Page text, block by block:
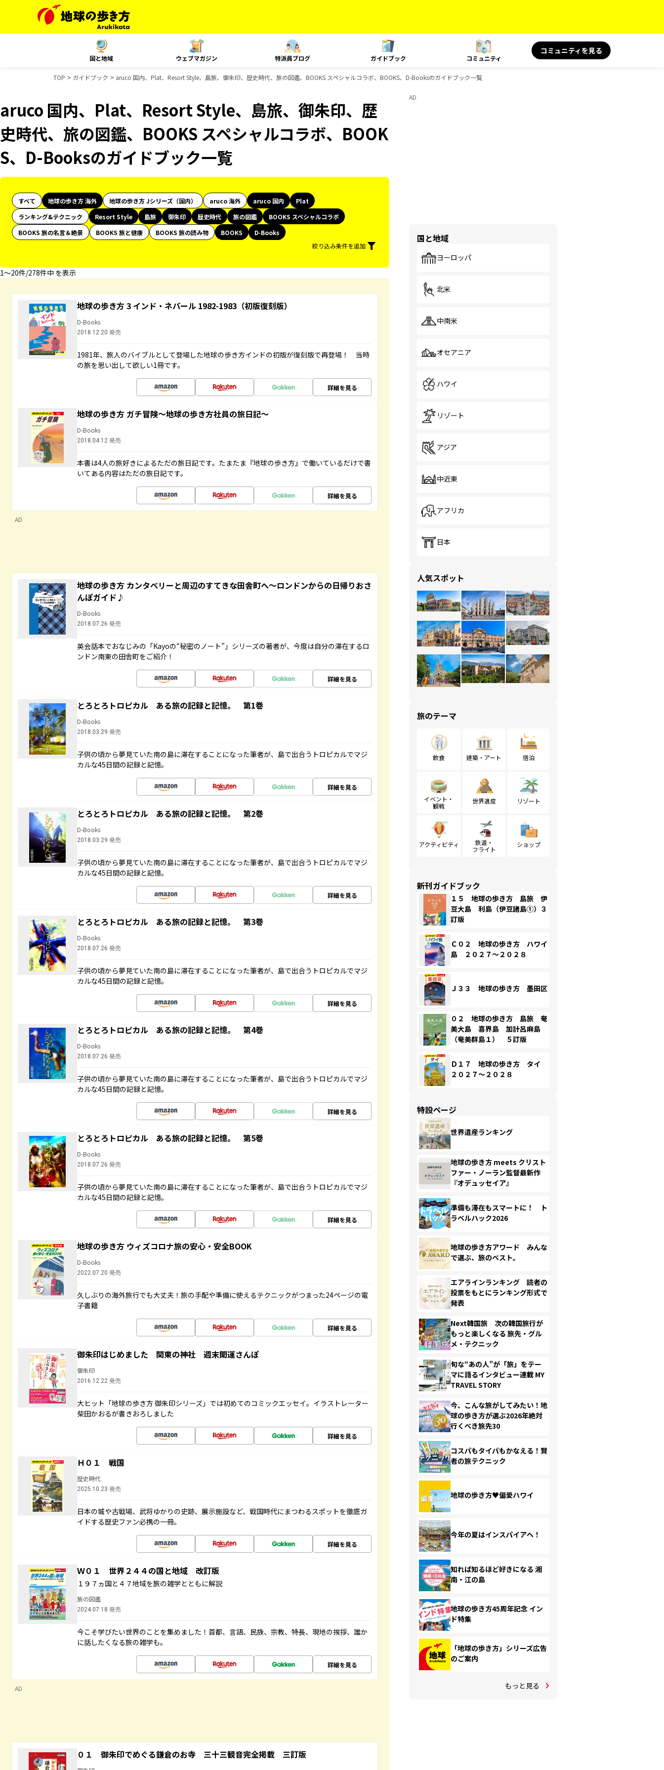
国と地域 ウェブマガジン 特派員ブログ ガイドブック コミュニティ
コミュニティを見る
TOP ガイドブック aruco 国内、Plat、Resort Style、島旅、御朱印、歴史時代、旅の図鑑、BOOKS スペシャルコラボ、BOOKS、D-Booksのガイドブック一覧
aruco 国内、Plat、Resort Style、島旅、御朱印、歴
史時代、旅の図鑑、BOOKS スペシャルコラボ、BOOK
S、D-Booksのガイドブック一覧
すべて 地球の歩き方 海外 地球の歩き方 Jシリーズ（国内） aruco 海外 aruco 国内
Plat
ランキング&テクニック
Resort Style 島旅 御朱印 歴史時代 旅の図鑑
BOOKS スペシャルコラボ
BOOKS 旅の名言＆絶景
BOOKS 旅と健康 BOOKS 旅の読み物 BOOKS
D-Books
絞り込み条件を追加
1〜20件/278件中 を表示
地球の歩き方 3 インド・ネパール 1982-1983（初版復刻版）
D-Books
2018.12.20 発売
1981年、旅人のバイブルとして登場した地球の歩き方インドの初版が復刻版で再登場！ 当時
の旅を思い出して欲しい1冊です。
詳細を見る
地球の歩き方 ガチ冒険～地球の歩き方社員の旅日記～
D-Books
2018.04.12 発売
本書は4人の旅好きによるただの旅日記です。たまたま『地球の歩き方』で働いているだけで書
いてある内容はただの旅日記です。
詳細を見る
AD
地球の歩き方 カンタベリーと周辺のすてきな田舎町へ～ロンドンからの日帰りおさ
んぽガイド♪
D-Books
2018.07.26 発売
英会話本でおなじみの「Kayoの“秘密のノート”」シリーズの著者が、今度は自分の滞在するロ
ンドン南東の田舎町をご紹介！
詳細を見る
とろとろトロピカル ある旅の記録と記憶。 第1巻
D-Books
2018.03.29 発売
子供の頃から夢見ていた南の島に滞在することになった筆者が、島で出合うトロピカルでマジ
カルな45日間の記録と記憶。
詳細を見る
とろとろトロピカル ある旅の記録と記憶。 第2巻
D-Books
2018.03.29 発売
子供の頃から夢見ていた南の島に滞在することになった筆者が、島で出合うトロピカルでマジ
カルな45日間の記録と記憶。
詳細を見る
とろとろトロピカル ある旅の記録と記憶。 第3巻
D-Books
2018.07.26 発売
子供の頃から夢見ていた南の島に滞在することになった筆者が、島で出合うトロピカルでマジ
カルな45日間の記録と記憶。
詳細を見る
とろとろトロピカル ある旅の記録と記憶。 第4巻
D-Books
2018.07.26 発売
子供の頃から夢見ていた南の島に滞在することになった筆者が、島で出合うトロピカルでマジ
カルな45日間の記録と記憶。
詳細を見る
とろとろトロピカル ある旅の記録と記憶。 第5巻
D-Books
2018.07.26 発売
子供の頃から夢見ていた南の島に滞在することになった筆者が、島で出合うトロピカルでマジ
カルな45日間の記録と記憶。
詳細を見る
地球の歩き方 ウィズコロナ旅の安心・安全BOOK
D-Books
2022.07.20 発売
久しぶりの海外旅行でも大丈夫！旅の手配や準備に使えるテクニックがつまった24ページの電
子書籍
詳細を見る
御朱印はじめました 関東の神社 週末開運さんぽ
御朱印
2016.12.22 発売
大ヒット「地球の歩き方 御朱印シリーズ」では初めてのコミックエッセイ。イラストレーター
柴田かおるが書きおろしました
詳細を見る
Ｈ０１ 戦国
歴史時代
2025.10.23 発売
日本の城や古戦場、武将ゆかりの史跡、展示施設など、戦国時代にまつわるスポットを徹底ガ
イドする歴史ファン必携の一冊。
詳細を見る
Ｗ０１ 世界２４４の国と地域 改訂版
１９７ヵ国と４７地域を旅の雑学とともに解説
旅の図鑑
2024.07.18 発売
今こそ学びたい世界のことを集めました！首都、言語、民族、宗教、特長、現地の挨拶、誰か
に話したくなる旅の雑学も。
詳細を見る
AD
０１ 御朱印でめぐる鎌倉のお寺 三十三観音完全掲載 三訂版
AD
国と地域
ヨーロッパ
北米
中南米
オセアニア
ハワイ
リゾート
アジア
中近東
アフリカ
日本
人気スポット
旅のテーマ
飲食 建築・アート 宿泊
イベント・
観戦
世界遺産 リゾート
アクティビティ
鉄道・
フライト
ショップ
新刊ガイドブック
１５ 地球の歩き方 島旅 伊
豆大島 利島（伊豆諸島①）３
訂版
Ｃ０２ 地球の歩き方 ハワイ
島 ２０２７～２０２８
Ｊ３３ 地球の歩き方 墨田区
０２ 地球の歩き方 島旅 奄
美大島 喜界島 加計呂麻島
（奄美群島１） ５訂版
Ｄ１７ 地球の歩き方 タイ
２０２７～２０２８
特設ページ
世界遺産ランキング
地球の歩き方 meets クリスト
ファー・ノーラン監督最新作
『オデュッセイア』
準備も滞在もスマートに！ ト
ラベルハック2026
地球の歩き方アワード みんな
で選ぶ、旅のベスト。
エアラインランキング 読者の
投票をもとにランキング形式で
発表
Next韓国旅 次の韓国旅行が
もっと楽しくなる 旅先・グル
メ・テクニック
旬な“あの人”が「旅」をテー
マに語るインタビュー連載 MY
TRAVEL STORY
今、こんな旅がしてみたい！地
球の歩き方が選ぶ2026年絶対
行くべき旅先30
コスパもタイパもかなえる！賢
者の旅テクニック
地球の歩き方♥偏愛ハワイ
今年の夏はインスパイアへ！
知れば知るほど好きになる 湘
南・江の島
地球の歩き方45周年記念 イン
ド特集
「地球の歩き方」シリーズ広告
のご案内
もっと見る